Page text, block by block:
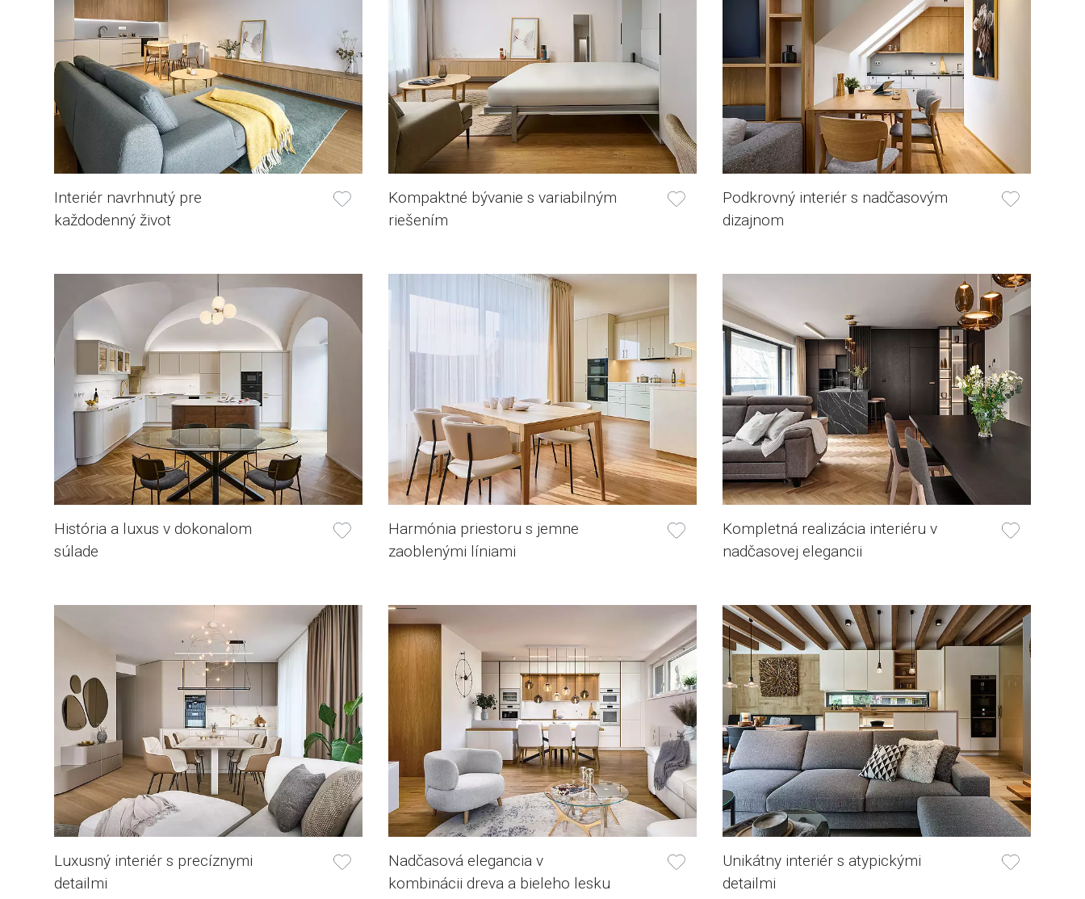
Interiér navrhnutý pre
každodenný život
Kompaktné bývanie s variabilným
riešením
Podkrovný interiér s nadčasovým
dizajnom
História a luxus v dokonalom
súlade
Harmónia priestoru s jemne
zaoblenými líniami
Kompletná realizácia interiéru v
nadčasovej elegancii
Luxusný interiér s precíznymi
detailmi
Nadčasová elegancia v
kombinácii dreva a bieleho lesku
Unikátny interiér s atypickými
detailmi